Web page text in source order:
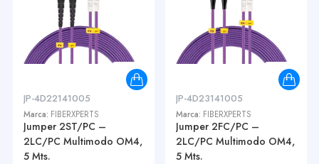
JP-4D22141005
Marca: FIBERXPERTS
Jumper 2ST/PC –
2LC/PC Multimodo OM4,
5 Mts.
JP-4D23141005
Marca: FIBERXPERTS
Jumper 2FC/PC –
2LC/PC Multimodo OM4,
5 Mts.